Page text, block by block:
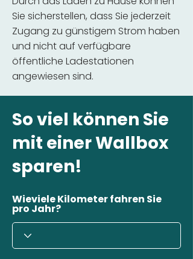
Sie sicherstellen, dass Sie jederzeit
Zugang zu günstigem Strom haben
und nicht auf verfügbare
öffentliche Ladestationen
angewiesen sind.
So viel können Sie
mit einer Wallbox
sparen!
Wieviele Kilometer fahren Sie
pro Jahr?